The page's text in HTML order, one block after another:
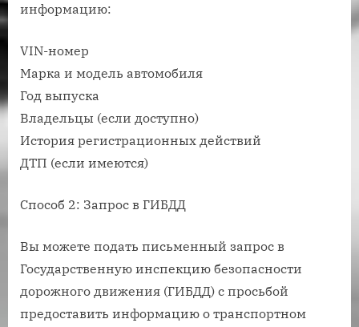
информацию:
VIN-номер
Марка и модель автомобиля
Год выпуска
Владельцы (если доступно)
История регистрационных действий
ДТП (если имеются)
Способ 2: Запрос в ГИБДД
Вы можете подать письменный запрос в
Государственную инспекцию безопасности
дорожного движения (ГИБДД) с просьбой
предоставить информацию о транспортном